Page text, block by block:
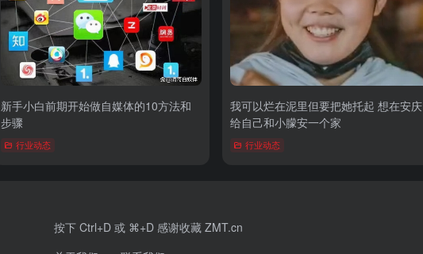
新手小白前期开始做自媒体的10方法和
步骤
行业动态
我可以烂在泥里但要把她托起 想在安庆
给自己和小朦安一个家
行业动态
按下 Ctrl+D 或 ⌘+D 感谢收藏 ZMT.cn